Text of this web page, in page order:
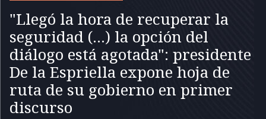
"Llegó la hora de recuperar la
seguridad (...) la opción del
diálogo está agotada": presidente
De la Espriella expone hoja de
ruta de su gobierno en primer
discurso